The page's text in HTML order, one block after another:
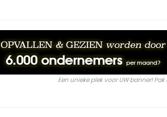
Een unieke plek voor UW banner! Pak